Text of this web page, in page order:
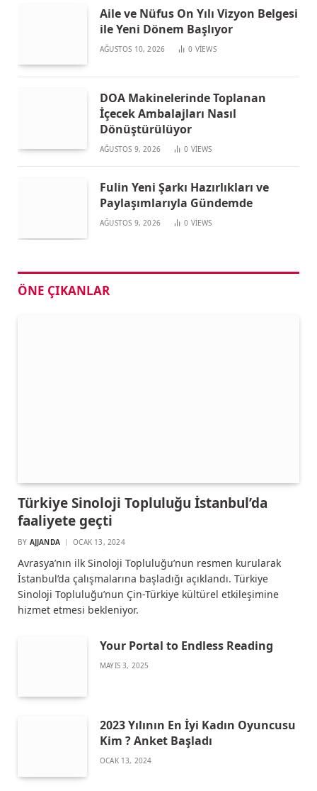
Aile ve Nüfus On Yılı Vizyon Belgesi
ile Yeni Dönem Başlıyor
AĞUSTOS 10, 2026 0 VIEWS
DOA Makinelerinde Toplanan
İçecek Ambalajları Nasıl
Dönüştürülüyor
AĞUSTOS 9, 2026 0 VIEWS
Fulin Yeni Şarkı Hazırlıkları ve
Paylaşımlarıyla Gündemde
AĞUSTOS 9, 2026 0 VIEWS
ÖNE ÇIKANLAR
Türkiye Sinoloji Topluluğu İstanbul’da
faaliyete geçti
BY AJJANDA OCAK 13, 2024
Avrasya’nın ilk Sinoloji Topluluğu’nun resmen kurularak
İstanbul’da çalışmalarına başladığı açıklandı. Türkiye
Sinoloji Topluluğu’nun Çin-Türkiye kültürel etkileşimine
hizmet etmesi bekleniyor.
Your Portal to Endless Reading
MAYIS 3, 2025
2023 Yılının En İyi Kadın Oyuncusu
Kim ? Anket Başladı
OCAK 13, 2024